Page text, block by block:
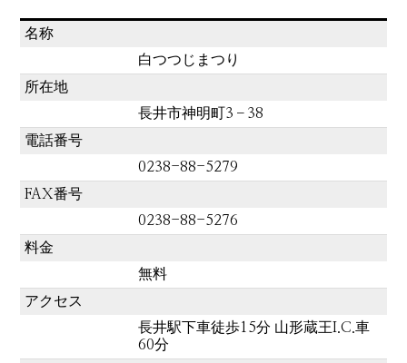
名称
白つつじまつり
所在地
長井市神明町3－38
電話番号
0238-88-5279
FAX番号
0238-88-5276
料金
無料
アクセス
長井駅下車徒歩15分 山形蔵王I.C.車
60分